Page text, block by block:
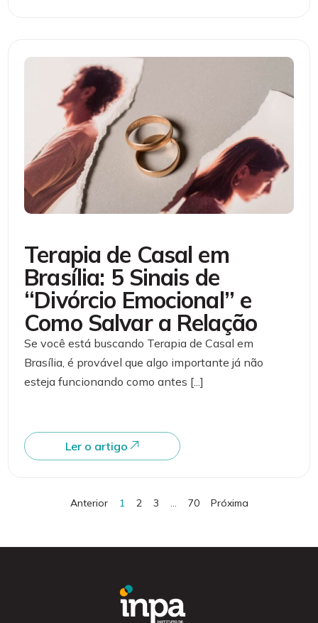
Terapia de Casal em
Brasília: 5 Sinais de
“Divórcio Emocional” e
Como Salvar a Relação
Se você está buscando Terapia de Casal em
Brasília, é provável que algo importante já não
esteja funcionando como antes [...]
Ler o artigo
Anterior 1 2 3 … 70 Próxima